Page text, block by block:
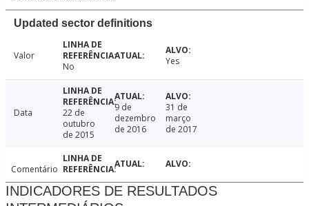
Updated sector definitions
Valor
No
Yes
Data
22 de
outubro
de 2015
9 de
dezembro
de 2016
31 de
março
de 2017
Comentário
INDICADORES DE RESULTADOS